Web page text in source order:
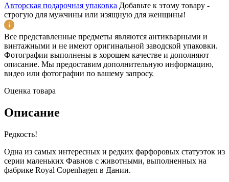
Авторская подарочная упаковка Добавьте к этому товару -
строгую для мужчины или изящную для женщины!
Все представленные предметы являются антикварными и
винтажными и не имеют оригинальной заводской упаковки.
Фотографии выполнены в хорошем качестве и дополняют
описание. Мы предоставим дополнительную информацию,
видео или фотографии по вашему запросу.
Оценка товара
Описание
Редкость!
Одна из самых интересных и редких фарфоровых статуэток из
серии маленьких Фавнов с животными, выполненных на
фабрике Royal Copenhagen в Дании.